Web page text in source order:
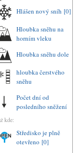
Hlášen nový sníh [0]
Hloubka sněhu na
horním vleku
Hloubka sněhu dole
hloubka čerstvého
sněhu
Počet dní od
posledního sněžení
kde:
Středisko je plně
otevřeno [0]